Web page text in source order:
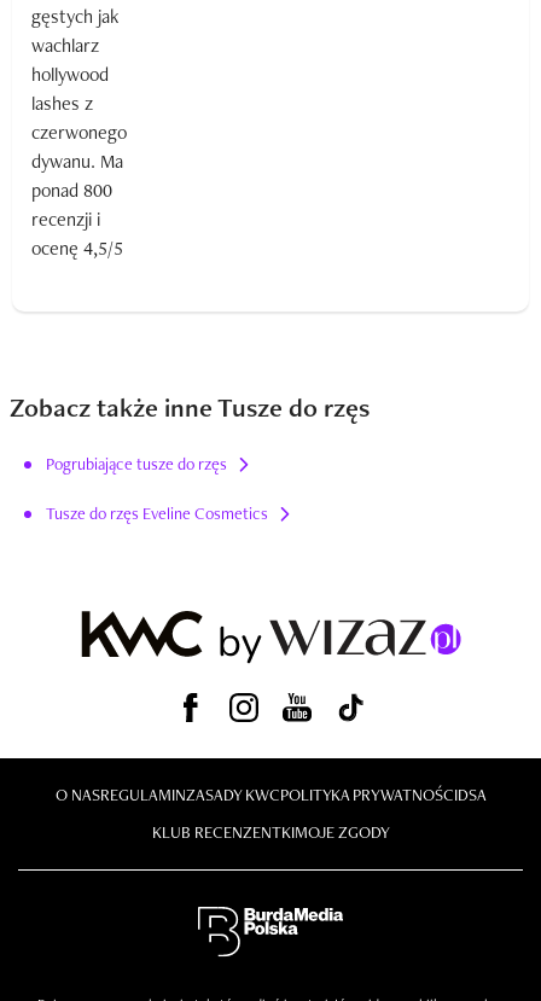
Zobacz także inne Tusze do rzęs
Pogrubiające tusze do rzęs
Tusze do rzęs Eveline Cosmetics
O NASREGULAMINZASADY KWCPOLITYKA PRYWATNOŚCIDSA
KLUB RECENZENTKIMOJE ZGODY